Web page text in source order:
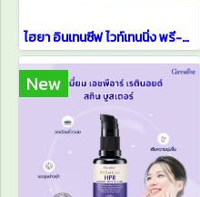
ไฮยา อินเทนซีฟ ไวท์เทนนิ่ง พรี-ซีรั่ม HYA Serum
New